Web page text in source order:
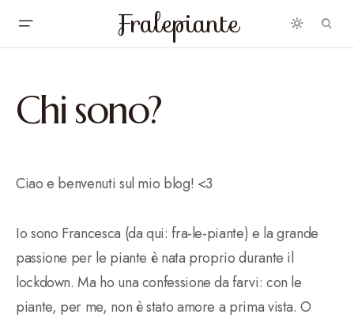
Fralepiante
Chi sono?
Ciao e benvenuti sul mio blog! <3
Io sono Francesca (da qui: fra-le-piante) e la grande
passione per le piante è nata proprio durante il
lockdown. Ma ho una confessione da farvi: con le
piante, per me, non è stato amore a prima vista. O